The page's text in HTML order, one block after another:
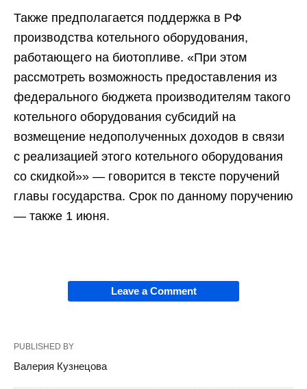
Также предполагается поддержка в РФ
производства котельного оборудования,
работающего на биотопливе. «При этом
рассмотреть возможность предоставления из
федерального бюджета производителям такого
котельного оборудования субсидий на
возмещение недополученных доходов в связи
с реализацией этого котельного оборудования
со скидкой»» — говорится в тексте поручений
главы государства. Срок по данному поручению
— также 1 июня.
Leave a Comment
PUBLISHED BY
Валерия Кузнецова